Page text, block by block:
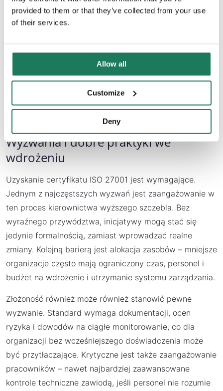
provided to them or that they’ve collected from your use
of their services.
Allow all
Customize
Deny
spójności. Jednak ogromna przewagą ISO 27001 jest
możliwość certyfikacji, co daje zewnętrzne
międzynarodowe standardy.
Dzięki temu ISO 27001 może pełnić rolę fundamentu –
organizacje mogą jednocześnie dostosować się do ram
branżowych lub regionalnych, wykorzystując certyfikat
ISO jako dowód spójnej i uznanej podstawy.
Wyzwania i dobre praktyki we
wdrożeniu
Uzyskanie certyfikatu ISO 27001 jest wymagające.
Jednym z najczęstszych wyzwań jest zaangażowanie w
ten proces kierownictwa wyższego szczebla. Bez
wyraźnego przywództwa, inicjatywy mogą stać się
jedynie formalnością, zamiast wprowadzać realne
zmiany. Kolejną barierą jest alokacja zasobów – mniejsze
organizacje często mają ograniczony czas, personel i
budżet na wdrożenie i utrzymanie systemu zarządzania.
Złożoność również może również stanowić pewne
wyzwanie. Standard wymaga dokumentacji, ocen
ryzyka i dowodów na ciągłe monitorowanie, co dla
organizacji bez wcześniejszego doświadczenia może
być przytłaczające. Krytyczne jest także zaangażowanie
pracowników – nawet najbardziej zaawansowane
kontrole techniczne zawiodą, jeśli personel nie rozumie